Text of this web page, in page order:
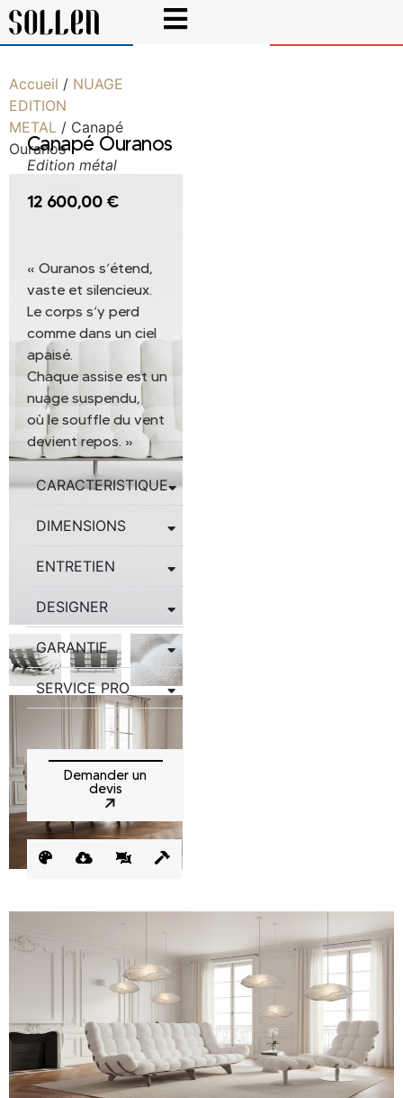
Accueil / NUAGE
EDITION
METAL / Canapé
Ouranos
Canapé Ouranos
Edition métal
12 600,00 €
« Ouranos s’étend,
vaste et silencieux.
Le corps s’y perd
comme dans un ciel
apaisé.
Chaque assise est un
nuage suspendu,
où le souffle du vent
devient repos. »
CARACTERISTIQUE
DIMENSIONS
ENTRETIEN
DESIGNER
GARANTIE
SERVICE PRO
Demander un
devis